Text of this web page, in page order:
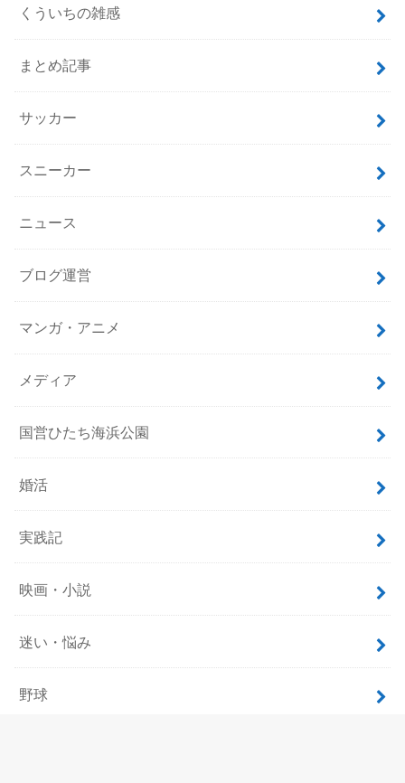
くういちの雑感
まとめ記事
サッカー
スニーカー
ニュース
ブログ運営
マンガ・アニメ
メディア
国営ひたち海浜公園
婚活
実践記
映画・小説
迷い・悩み
野球